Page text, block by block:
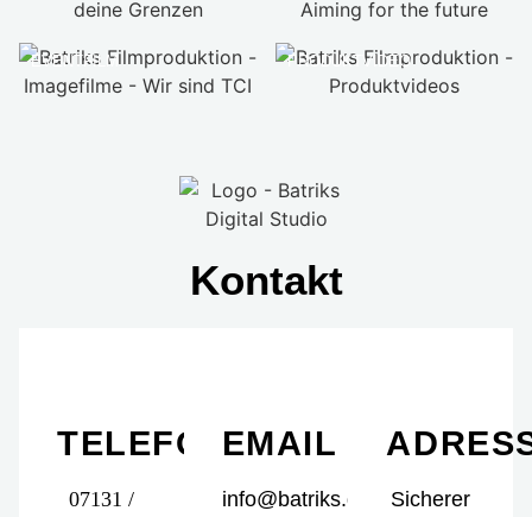
EVENTFILM PRODUKTVIDEO
Kontakt
TELEFON
07131 /
EMAIL
info@batriks.de
Sicherer